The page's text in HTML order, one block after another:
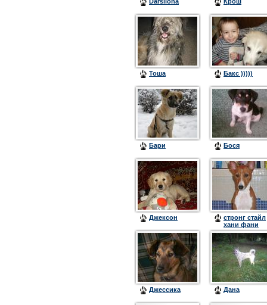
Тоша Бакс )))))
Бари Бося
Джексон
стронг стайл
хани фани
Джессика Дана